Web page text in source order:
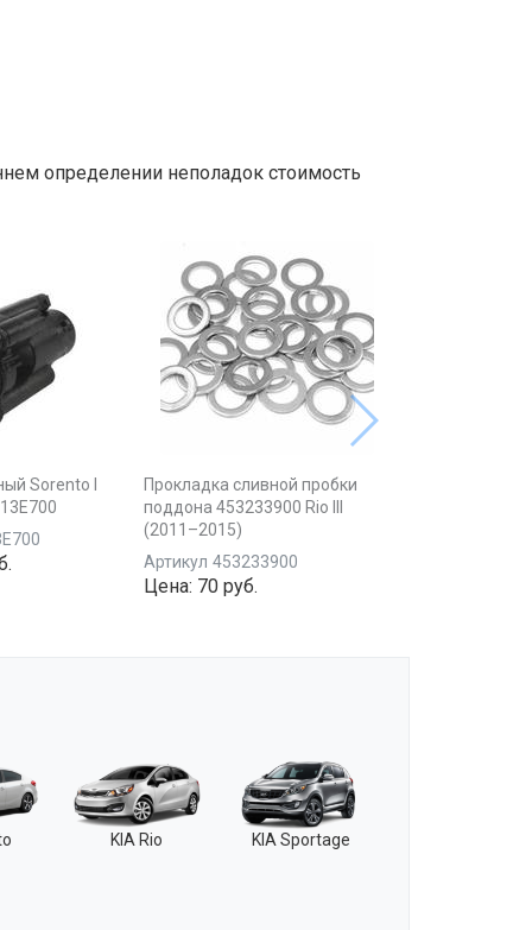
определении неполадок стоимость
Sorento I
Прокладка сливной пробки
поддона 453233900 Rio III
(2011–2015)
Артикул 453233900
Цена: 70 руб.
KIA Rio KIA Sportage